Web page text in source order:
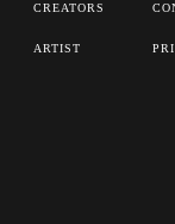
CREATORS
ARTIST